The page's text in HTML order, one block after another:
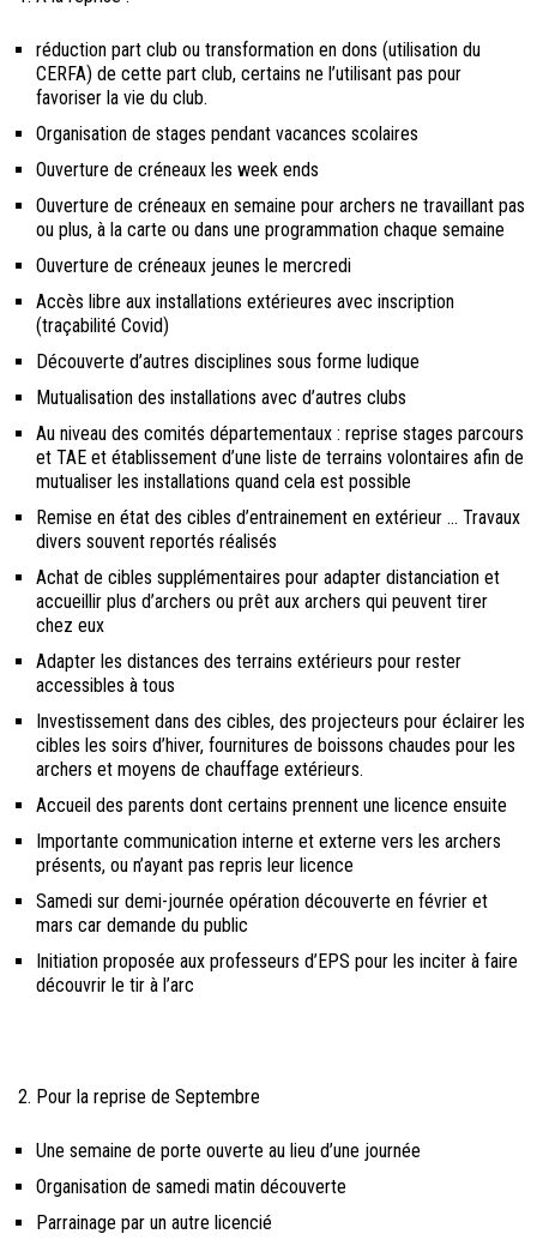
réduction part club ou transformation en dons (utilisation du
CERFA) de cette part club, certains ne l’utilisant pas pour
favoriser la vie du club.
Organisation de stages pendant vacances scolaires
Ouverture de créneaux les week ends
Ouverture de créneaux en semaine pour archers ne travaillant pas
ou plus, à la carte ou dans une programmation chaque semaine
Ouverture de créneaux jeunes le mercredi
Accès libre aux installations extérieures avec inscription
(traçabilité Covid)
Découverte d’autres disciplines sous forme ludique
Mutualisation des installations avec d’autres clubs
Au niveau des comités départementaux : reprise stages parcours
et TAE et établissement d’une liste de terrains volontaires afin de
mutualiser les installations quand cela est possible
Remise en état des cibles d’entrainement en extérieur … Travaux
divers souvent reportés réalisés
Achat de cibles supplémentaires pour adapter distanciation et
accueillir plus d’archers ou prêt aux archers qui peuvent tirer
chez eux
Adapter les distances des terrains extérieurs pour rester
accessibles à tous
Investissement dans des cibles, des projecteurs pour éclairer les
cibles les soirs d’hiver, fournitures de boissons chaudes pour les
archers et moyens de chauffage extérieurs.
Accueil des parents dont certains prennent une licence ensuite
Importante communication interne et externe vers les archers
présents, ou n’ayant pas repris leur licence
Samedi sur demi-journée opération découverte en février et
mars car demande du public
Initiation proposée aux professeurs d’EPS pour les inciter à faire
découvrir le tir à l’arc
Pour la reprise de Septembre
Une semaine de porte ouverte au lieu d’une journée
Organisation de samedi matin découverte
Parrainage par un autre licencié